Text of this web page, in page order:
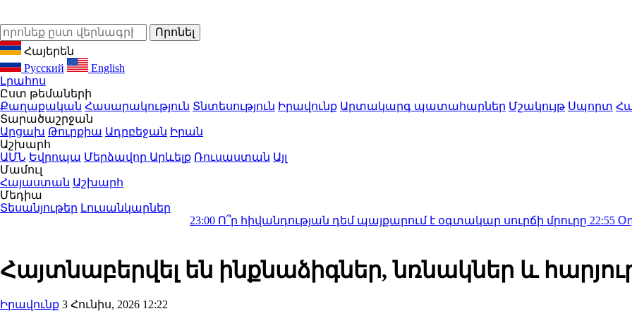
Հայերեն
Русский
English
Լրահոս
Ըստ թեմաների
Քաղաքական Հասարակություն Տնտեսություն Իրավունք Արտակարգ պատահարներ Մշակույթ Սպորտ
Տարածաշրջան
Արցախ Թուրքիա Ադրբեջան Իրան
Աշխարհ
ԱՄՆ Եվրոպա Մերձավոր Արևելք Ռուսաստան Այլ
Մամուլ
Հայաստան Աշխարհ
Մեդիա
Տեսանյութեր Լուսանկարներ
Ո՞ր հիվանդության դեմ պայքարում է օգտակար սուրճի մրուրը22:55Օդանավում
Հայտնաբերվել են ինքնաձիգներ, նռնակներ և
Իրավունք 3 Հունիս, 2026 12:22